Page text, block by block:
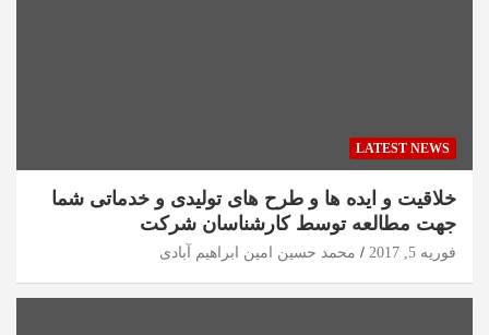
LATEST NEWS
خلاقیت و ایده ها و طرح های تولیدی و خدماتی شما
جهت مطالعه توسط کارشناسان شرکت
فوریه 5, 2017 محمد حسین امین ابراهیم آبادی